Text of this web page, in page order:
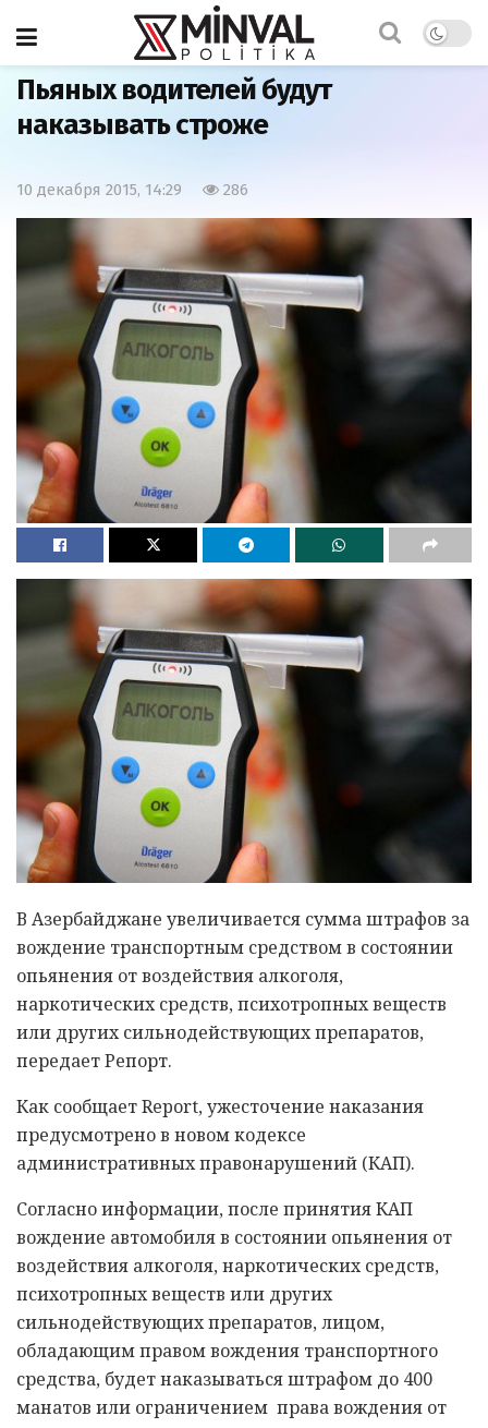
Главная Азербайджан
Пьяных водителей будут
наказывать строже
10 декабря 2015, 14:29 286
В Азербайджане увеличивается сумма штрафов за
вождение транспортным средством в состоянии
опьянения от воздействия алкоголя,
наркотических средств, психотропных веществ
или других сильнодействующих препаратов,
передает Репорт.
Как сообщает Report, ужесточение наказания
предусмотрено в новом кодексе
административных правонарушений (КАП).
Согласно информации, после принятия КАП
вождение автомобиля в состоянии опьянения от
воздействия алкоголя, наркотических средств,
психотропных веществ или других
сильнодействующих препаратов, лицом,
обладающим правом вождения транспортного
средства, будет наказываться штрафом до 400
манатов или ограничением права вождения от